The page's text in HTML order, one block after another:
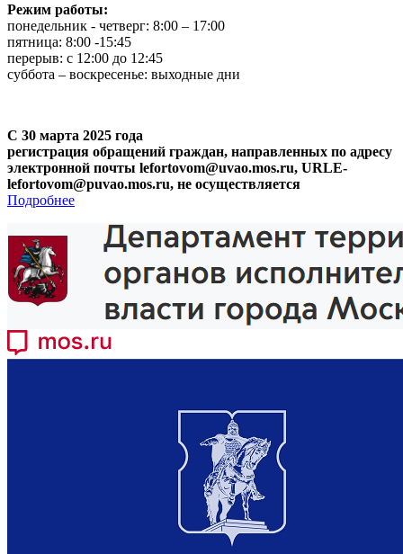
Режим работы:
понедельник - четверг: 8:00 – 17:00
пятница: 8:00 -15:45
перерыв: с 12:00 до 12:45
суббота – воскресенье: выходные дни
С 30 марта 2025 года
регистрация обращений граждан, направленных по адресу
электронной почты lefortovom@uvao.mos.ru, URLE-
lefortovom@puvao.mos.ru, не осуществляется
Подробнее